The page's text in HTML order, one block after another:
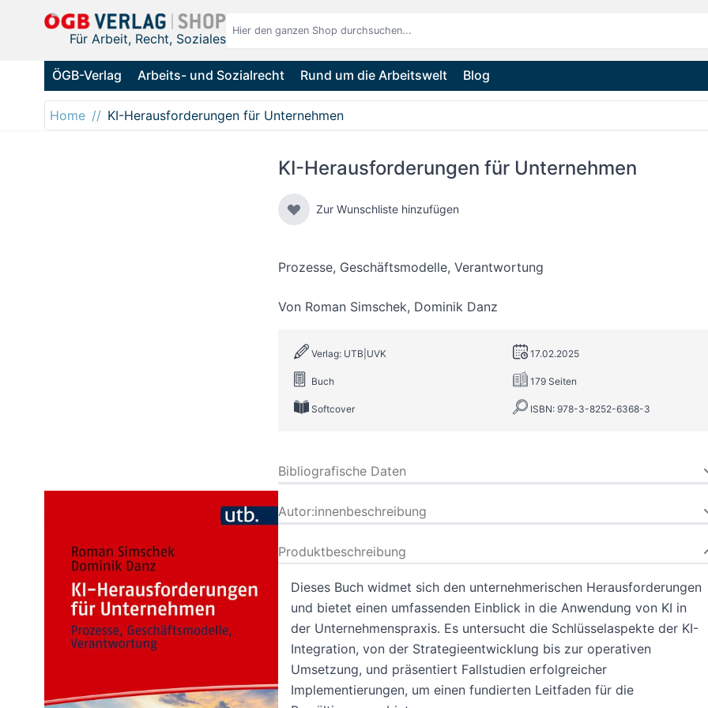
Direkt zum Inhalt
Für Arbeit, Recht, Soziales
ÖGB-Verlag Arbeits- und Sozialrecht Rund um die Arbeitswelt Blog
Home KI-Herausforderungen für Unternehmen
KI-Herausforderungen für Unternehmen
Zur Wunschliste hinzufügen
Prozesse, Geschäftsmodelle, Verantwortung
Von Roman Simschek, Dominik Danz
Verlag: UTB|UVK 17.02.2025
Buch 179 Seiten
Softcover ISBN: 978-3-8252-6368-3
Bibliografische Daten
Autor:innenbeschreibung
Produktbeschreibung
Dieses Buch widmet sich den unternehmerischen Herausforderungen
und bietet einen umfassenden Einblick in die Anwendung von KI in
der Unternehmenspraxis. Es untersucht die Schlüsselaspekte der KI-
Integration, von der Strategieentwicklung bis zur operativen
Umsetzung, und präsentiert Fallstudien erfolgreicher
Implementierungen, um einen fundierten Leitfaden für die